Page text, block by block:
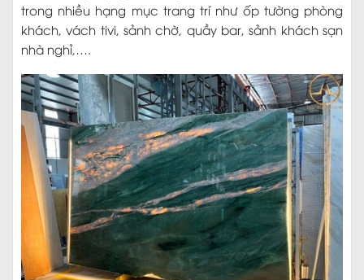
trong nhiều hạng mục trang trí như ốp tường phòng
khách, vách tivi, sảnh chờ, quầy bar, sảnh khách sạn
nhà nghỉ,….